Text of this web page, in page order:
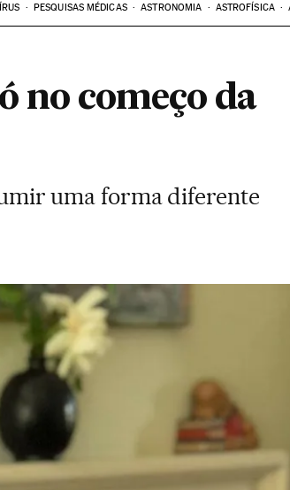
PESQUISAS MÉDICAS ASTRONOMIA ASTROFÍSICA
no começo da
uma forma diferente